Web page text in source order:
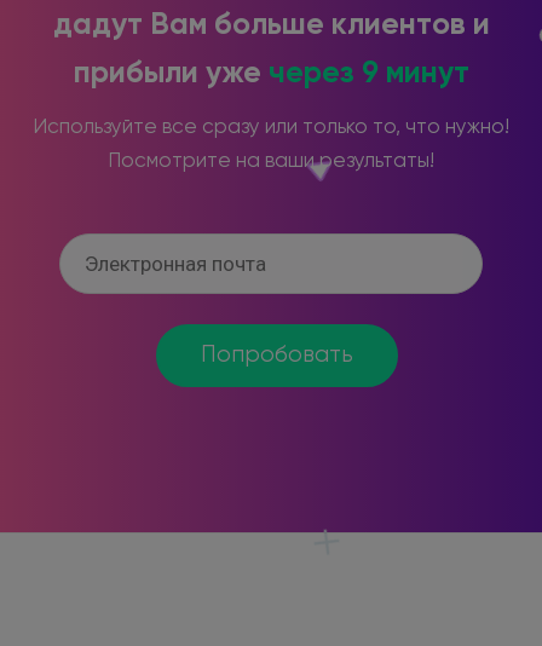
дадут Вам больше клиентов и
прибыли уже через 9 минут
Используйте все сразу или только то, что нужно!
Посмотрите на ваши результаты!
Попробовать